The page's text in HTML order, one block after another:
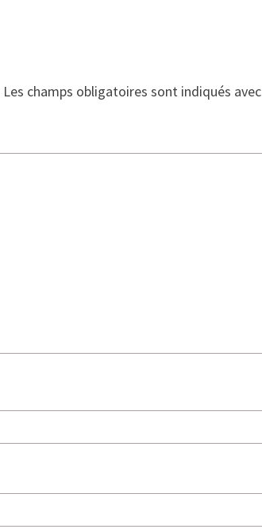
Les champs obligatoires sont indiqués avec